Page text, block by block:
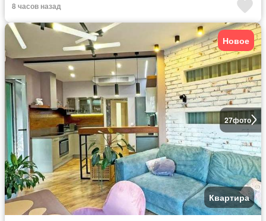
8 часов назад
27фото
Новое
Квартира